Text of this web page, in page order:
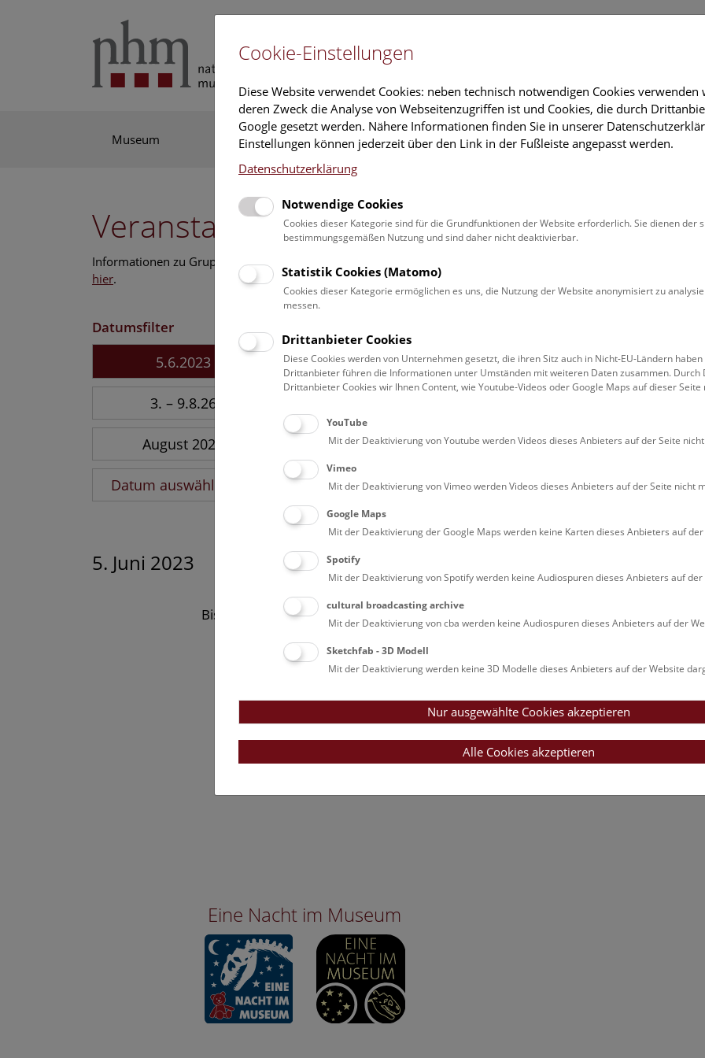
Museum Ausstellung Forschung Führungen & Aktivitäten Deck 50
Veranstaltungskalender
Informationen zu Gruppen,- Kindergarten- und Schulprogrammen finden Sie
hier.
Datumsfilter
5.6.2023
3. – 9.8.26
August 2026
Datum auswählen
Erwachsene (0)
Familien (0)
Führungen &
Kulinarik &
5. Juni 2023
Bisher keine Ergebnisse. Dienstags ist das NHM Wien in der Regel geschlossen.
Eine Nacht im Museum
Cookie-Einstellungen
Diese Website verwendet Cookies: neben technisch notwendigen Cookies verwenden
deren Zweck die Analyse von Webseitenzugriffen ist und Cookies, die durch
Google gesetzt werden. Nähere Informationen finden Sie in unserer
Einstellungen können jederzeit über den Link in der Fußleiste angepasst werden.
Datenschutzerklärung
Notwendige Cookies
Cookies dieser Kategorie sind für die Grundfunktionen der Website erforderlich. Sie dienen der
bestimmungsgemäßen Nutzung und sind daher nicht deaktivierbar.
Statistik Cookies (Matomo)
Cookies dieser Kategorie ermöglichen es uns, die Nutzung der Website anonymisiert zu
messen.
Drittanbieter Cookies
Diese Cookies werden von Unternehmen gesetzt, die ihren Sitz auch in Nicht-EU-Ländern haben
Drittanbieter führen die Informationen unter Umständen mit weiteren Daten zusammen. Durch
Drittanbieter Cookies wir Ihnen Content, wie Youtube-Videos oder Google Maps auf dieser
YouTube
Mit der Deaktivierung von Youtube werden Videos dieses Anbieters auf der Seite
Vimeo
Mit der Deaktivierung von Vimeo werden Videos dieses Anbieters auf der Seite nicht
Google Maps
Mit der Deaktivierung der Google Maps werden keine Karten dieses Anbieters auf
Spotify
Mit der Deaktivierung von Spotify werden keine Audiospuren dieses Anbieters auf
cultural broadcasting archive
Mit der Deaktivierung von cba werden keine Audiospuren dieses Anbieters auf der
Sketchfab - 3D Modell
Mit der Deaktivierung werden keine 3D Modelle dieses Anbieters auf der Website
Nur ausgewählte Cookies akzeptieren
Alle Cookies akzeptieren